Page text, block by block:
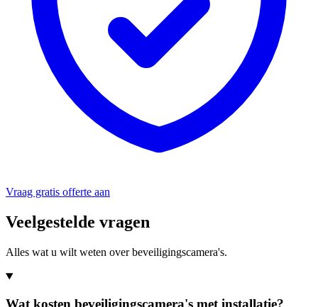
Vraag gratis offerte aan
Veelgestelde vragen
Alles wat u wilt weten over beveiligingscamera's.
Wat kosten beveiligingscamera's met installatie?